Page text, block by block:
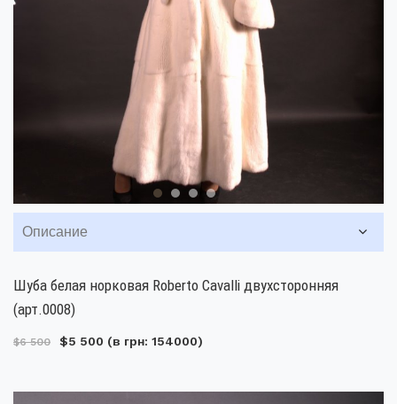
Описание
Шуба белая норковая Roberto Cavalli двухсторонняя
(арт.0008)
$6 500 $5 500 (в грн: 154000)